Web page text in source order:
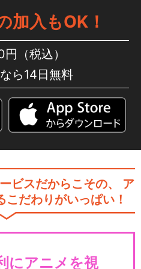
加入もOK！
（税込）
ら14日無料
ビスだからこその、
ア
だわりがいっぱい！
にアニメを視